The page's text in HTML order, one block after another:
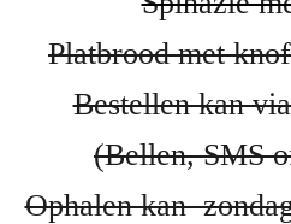
Platbrood met
Bestellen kan
(Bellen, SMS
Ophalen kan